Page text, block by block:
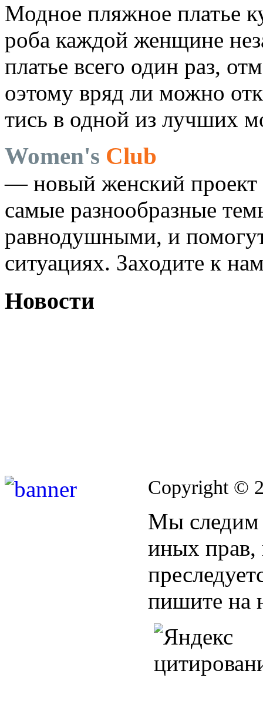
Модное пляжное платье
роба каждой женщине
платье всего один раз,
оэтому вряд ли можно
тись в одной из лучших
Women's Club
— новый женский проект
самые разнообразные
равнодушными, и
ситуациях. Заходите к
Новости
Copyright ©
Мы следим
иных прав,
пишите на